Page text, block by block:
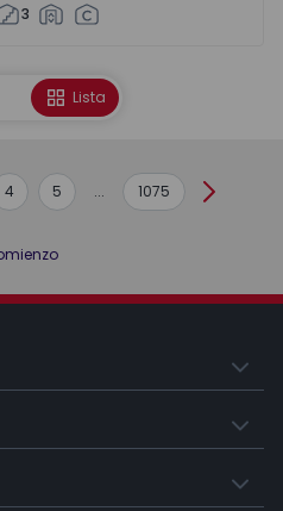
3
Lista
4 5 ... 1075